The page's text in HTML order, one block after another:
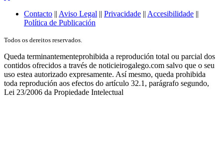
Contacto || Aviso Legal || Privacidade || Accesibilidade ||
Política de Publicación
Todos os dereitos reservados.
Queda terminantementeprohibida a reprodución total ou parcial dos
contidos ofrecidos a través de noticieirogalego.com salvo que o seu
uso estea autorizado expresamente. Así mesmo, queda prohibida
toda reprodución aos efectos do artículo 32.1, parágrafo segundo,
Lei 23/2006 da Propiedade Intelectual